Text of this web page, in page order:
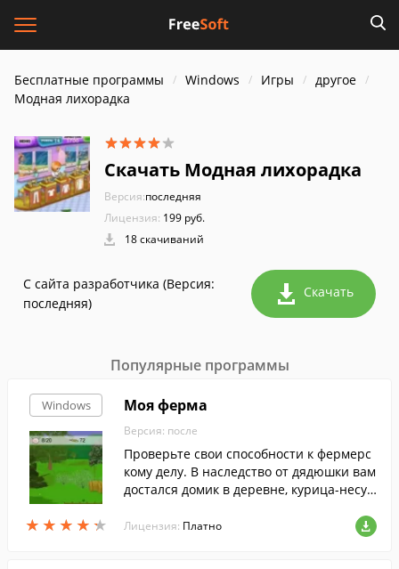
Бесплатные программы Windows Игры
другое
Модная лихорадка
Скачать Модная лихорадка
Версия:последняя
Лицензия: 199 руб.
18 скачиваний
С сайта разработчика (Версия:
последняя)
Скачать
Популярные программы
Windows
★ ★ ★ ★ ★
★ ★ ★ ★ ★
Моя ферма
Версия: после
Проверьте свои способности к фермерс
кому делу. В наследство от дядюшки вам
достался домик в деревне, курица-несу
большое хозяйство в процветающую фе
рму, ведь у вас есть все возможности дл
Лицензия: Платно